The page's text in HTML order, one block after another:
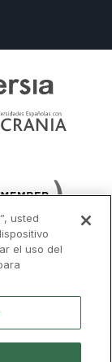
usted
el uso del